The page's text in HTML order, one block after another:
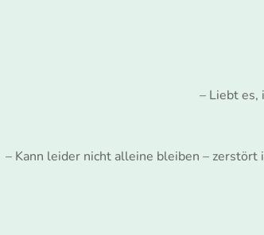
– Liebt es,
– Kann leider nicht alleine bleiben –